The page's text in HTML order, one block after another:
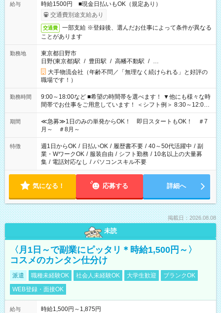
給与
時給1500円 ■現金日払いもOK（規定あり）
交通費別途支給あり
交通費
一部支給 ※登録後、選んだお仕事によって条件が異なる
ことがあります
勤務地
東京都日野市
日野(東京都)駅 / 豊田駅 / 高幡不動駅 / …
大手物流会社（年齢不問／「無理なく続けられる」と好評の
職場です！）
勤務時間
9:00～18:00など ■希望の時間帯を選べます！ ▼他にも様々な時
間帯でお仕事をご用意しています！ ＜シフト例＞ 8:30～12:00
17:00～22:00 13:00～22:00 22:00～翌6:00 など
期間
≪急募≫1日のみの単発からOK！ 即日スタートもOK！ ＃7
月～ ＃8月～
特徴 週1日からOK / 日払いOK / 履歴書不要 / 40～50代活躍中 / 副
業・WワークOK / 服装自由 / シフト勤務 / 10名以上の大量募
集 / 電話対応なし / パソコンスキル不要
気になる！ 応募する 詳細へ
掲載日：2026.08.08
未読
〈月1日～で副業にピッタリ＊時給1,500円～〉
コスメのカンタン仕分け
派遣 職種未経験OK 社会人未経験OK 大学生歓迎
ブランクOK
WEB登録・面接OK
給与
時給1,500円～1,875円